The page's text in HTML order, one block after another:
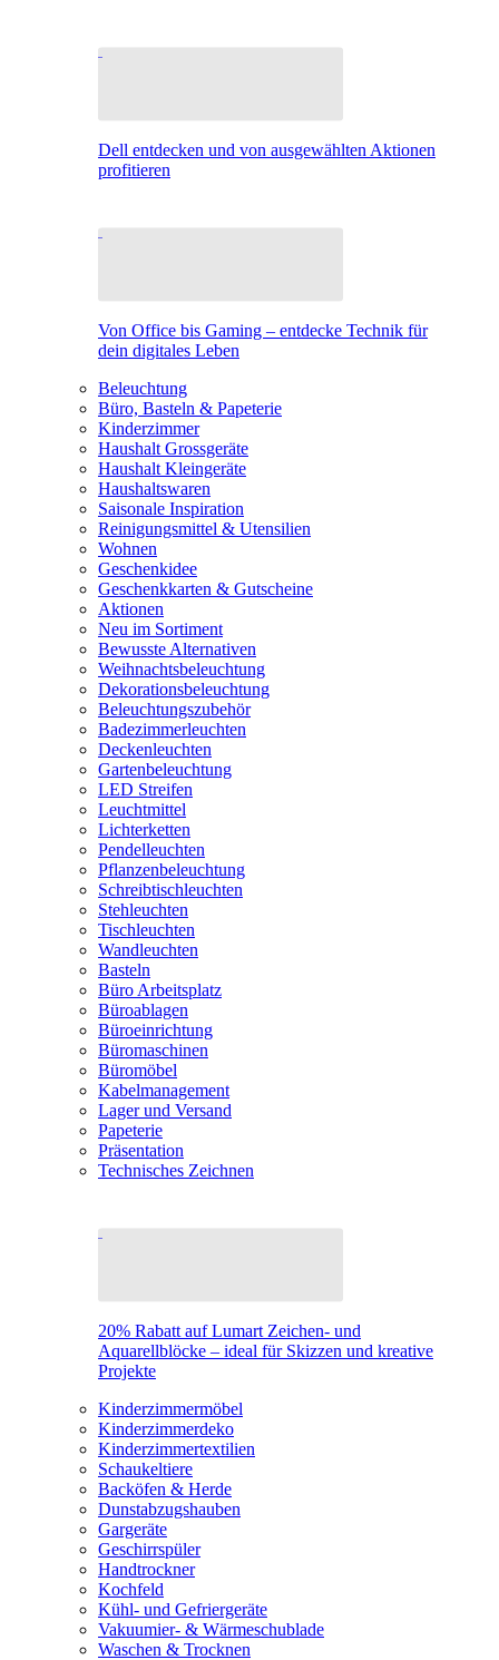
Dell entdecken und von ausgewählten Aktionen
profitieren
Von Office bis Gaming – entdecke Technik für
dein digitales Leben
Beleuchtung
Büro, Basteln & Papeterie
Kinderzimmer
Haushalt Grossgeräte
Haushalt Kleingeräte
Haushaltswaren
Saisonale Inspiration
Reinigungsmittel & Utensilien
Wohnen
Geschenkidee
Geschenkkarten & Gutscheine
Aktionen
Neu im Sortiment
Bewusste Alternativen
Weihnachtsbeleuchtung
Dekorationsbeleuchtung
Beleuchtungszubehör
Badezimmerleuchten
Deckenleuchten
Gartenbeleuchtung
LED Streifen
Leuchtmittel
Lichterketten
Pendelleuchten
Pflanzenbeleuchtung
Schreibtischleuchten
Stehleuchten
Tischleuchten
Wandleuchten
Basteln
Büro Arbeitsplatz
Büroablagen
Büroeinrichtung
Büromaschinen
Büromöbel
Kabelmanagement
Lager und Versand
Papeterie
Präsentation
Technisches Zeichnen
20% Rabatt auf Lumart Zeichen- und
Aquarellblöcke – ideal für Skizzen und kreative
Projekte
Kinderzimmermöbel
Kinderzimmerdeko
Kinderzimmertextilien
Schaukeltiere
Backöfen & Herde
Dunstabzugshauben
Gargeräte
Geschirrspüler
Handtrockner
Kochfeld
Kühl- und Gefriergeräte
Vakuumier- & Wärmeschublade
Waschen & Trocknen